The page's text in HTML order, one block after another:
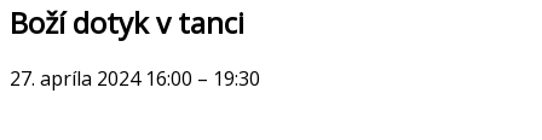
Boží dotyk v tanci
27. apríla 2024 16:00 – 19:30